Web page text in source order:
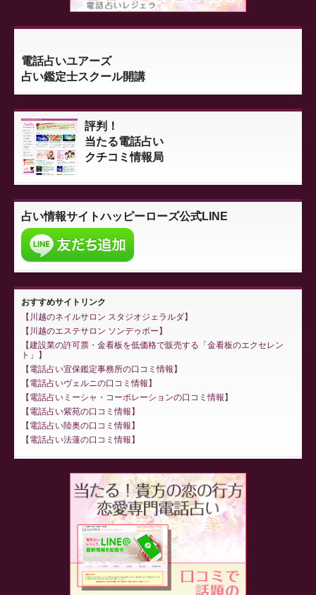
電話占いユアーズ
占い鑑定士スクール開講
評判！
当たる電話占い
クチコミ情報局
占い情報サイトハッピーローズ公式LINE
おすすめサイトリンク
川越のネイルサロン スタジオジェラルダ
川越のエステサロン ソンデゥボー
建設業の許可票・金看板を低価格で販売する「金看板のエクセレン
ト」
電話占い宜保鑑定事務所の口コミ情報
電話占いヴェルニの口コミ情報
電話占いミーシャ・コーポレーションの口コミ情報
電話占い紫苑の口コミ情報
電話占い陸奥の口コミ情報
電話占い法蓮の口コミ情報